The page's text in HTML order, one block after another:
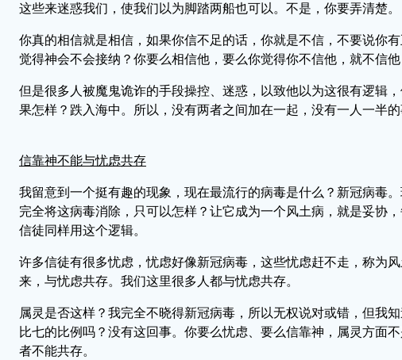
这些来迷惑我们，使我们以为脚踏两船也可以。不是，你要弄清楚。
你真的相信就是相信，如果你信不足的话，你就是不信，不要说你
觉得神会不会接纳？你要么相信他，要么你觉得你不信他，就不信
但是很多人被魔鬼诡诈的手段操控、迷惑，以致他以为这很有逻辑
果怎样？跌入海中。所以，没有两者之间加在一起，没有一人一半的
信靠神不能与忧虑共存
我留意到一个挺有趣的现象，现在最流行的病毒是什么？新冠病毒
完全将这病毒消除，只可以怎样？让它成为一个风土病，就是妥协
信徒同样用这个逻辑。
许多信徒有很多忧虑，忧虑好像新冠病毒，这些忧虑赶不走，称为
来，与忧虑共存。我们这里很多人都与忧虑共存。
属灵是否这样？我完全不晓得新冠病毒，所以无权说对或错，但我
比七的比例吗？没有这回事。你要么忧虑、要么信靠神，属灵方面
者不能共存。